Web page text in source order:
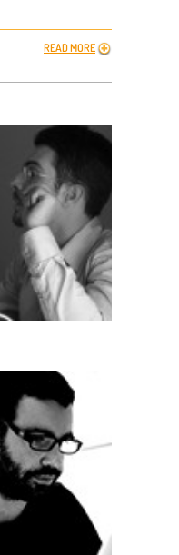
READ MORE
is a senior
and manages with
way and the